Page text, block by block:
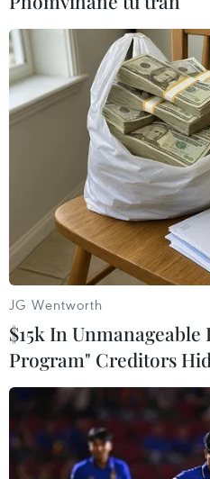
#FA Cup
#Cựu vương
Theo dõi VietnamPlus
TIN LIÊN QUAN
JG Wentworth
$15k In
Program" Creditors